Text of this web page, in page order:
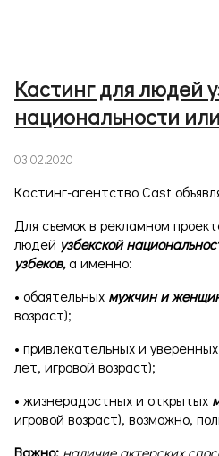
Кастинг для людей
национальности
03.02.2020
Кастинг-агентство Cast
Для съемок в рекламном
людей узбекской
узбеков,а именно:
• обаятельных мужчин и
возраст);
• привлекательных и
лет, игровой возраст);
• жизнерадостных и открытых
игровой возраст), возможно,
Важно: наличие актерских